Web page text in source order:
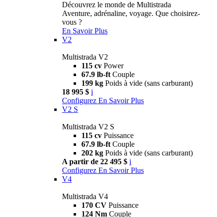
Découvrez le monde de Multistrada
Aventure, adrénaline, voyage. Que choisirez-
vous ?
En Savoir Plus
V2
Multistrada V2
115 cv Power
67.9 lb-ft Couple
199 kg Poids à vide (sans carburant)
18 995 $ i
Configurez En Savoir Plus
V2 S
Multistrada V2 S
115 cv Puissance
67.9 lb-ft Couple
202 kg Poids à vide (sans carburant)
A partir de 22 495 $ i
Configurez En Savoir Plus
V4
Multistrada V4
170 CV Puissance
124 Nm Couple